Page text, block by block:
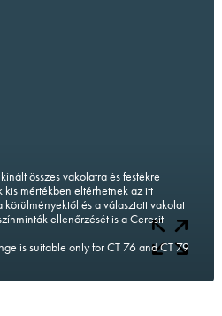
összes vakolatra és festékre
mértékben eltérhetnek az itt
és a választott vakolat
ellenőrzését is a Ceresit
is suitable only for CT 76 and CT 79